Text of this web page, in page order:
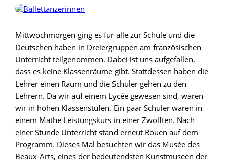
Mittwochmorgen ging es für alle zur Schule und die
Deutschen haben in Dreiergruppen am französischen
Unterricht teilgenommen. Dabei ist uns aufgefallen,
dass es keine Klassenräume gibt. Stattdessen haben die
Lehrer einen Raum und die Schüler gehen zu den
Lehrern. Da wir auf einem Lycée gewesen sind, waren
wir in hohen Klassenstufen. Ein paar Schüler waren in
einem Mathe Leistungskurs in einer Zwölften. Nach
einer Stunde Unterricht stand erneut Rouen auf dem
Programm. Dieses Mal besuchten wir das Musée des
Beaux-Arts, eines der bedeutendsten Kunstmuseen der